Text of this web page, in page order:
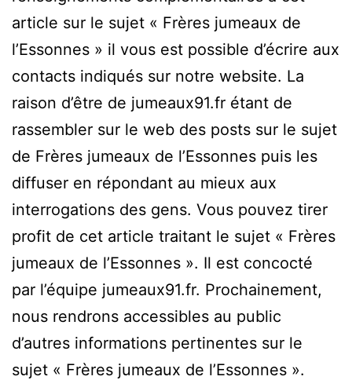
article sur le sujet « Frères jumeaux de
l’Essonnes » il vous est possible d’écrire aux
contacts indiqués sur notre website. La
raison d’être de jumeaux91.fr étant de
rassembler sur le web des posts sur le sujet
de Frères jumeaux de l’Essonnes puis les
diffuser en répondant au mieux aux
interrogations des gens. Vous pouvez tirer
profit de cet article traitant le sujet « Frères
jumeaux de l’Essonnes ». Il est concocté
par l’équipe jumeaux91.fr. Prochainement,
nous rendrons accessibles au public
d’autres informations pertinentes sur le
sujet « Frères jumeaux de l’Essonnes ».